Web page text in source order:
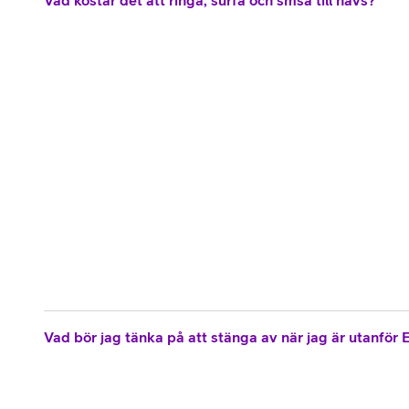
Vad bör jag tänka på att stänga av när jag är utanför